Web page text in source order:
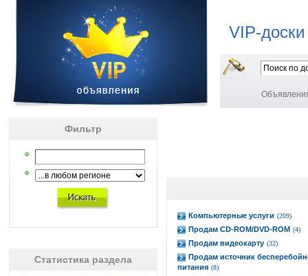
VIP-
Фильтр
Статистика раздела
Компьютерные услуги (209)
Продам CD-ROM/DVD-ROM (4)
Продам видеокарту (32)
Продам источник
питания (8)